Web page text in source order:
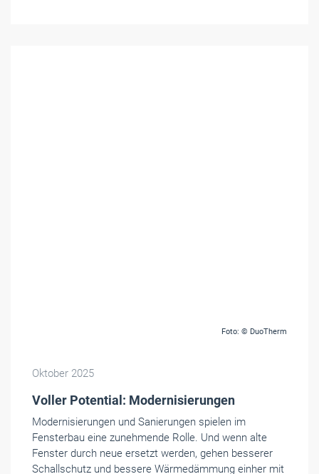
Modernisierungen und Sanierungen spielen im
Schallschutz und bessere Wärmedämmung einher mit
einem Plus an Wohnkomfort. Vor allem, wenn der
Sonnenschutz passt.